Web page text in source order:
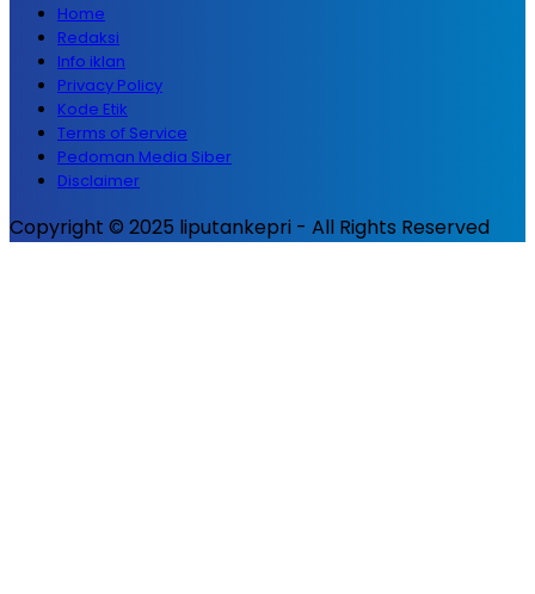
Home
Redaksi
Info iklan
Privacy Policy
Kode Etik
Terms of Service
Pedoman Media Siber
Disclaimer
Copyright © 2025 liputankepri - All Rights Reserved